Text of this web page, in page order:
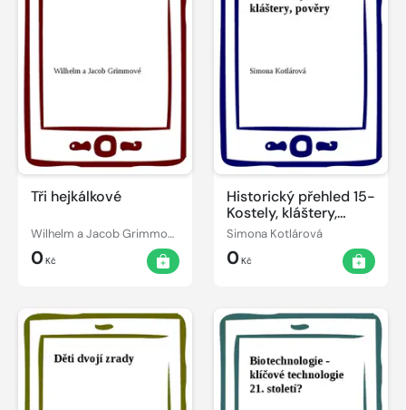
Tři hejkálkové
Wilhelm a Jacob Grimmové
0Kč
Historický přehled 15-
Kostely, kláštery,
pověry
Simona Kotlárová
0Kč